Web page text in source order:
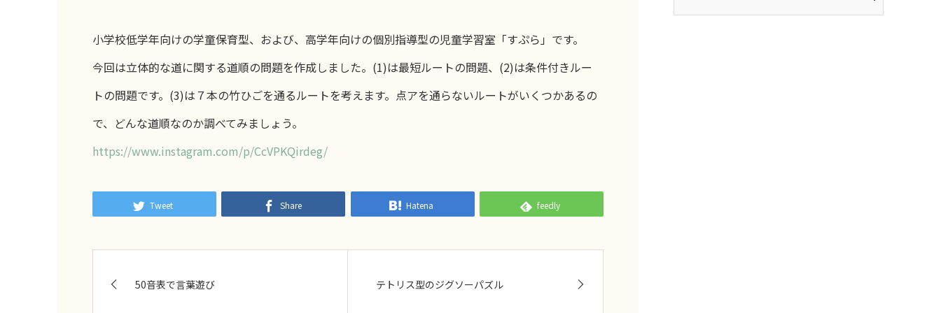
小学校低学年向けの学童保育型、および、高学年向けの個別指導型の児童学習室「すぷら」です。
今回は立体的な道に関する道順の問題を作成しました。(1)は最短ルートの問題、(2)は条件付きルー
トの問題です。(3)は７本の竹ひごを通るルートを考えます。点アを通らないルートがいくつかあるの
で、どんな道順なのか調べてみましょう。
https://www.instagram.com/p/CcVPKQirdeg/
Tweet Share Hatena feedly
50音表で言葉遊び テトリス型のジグソーパズル